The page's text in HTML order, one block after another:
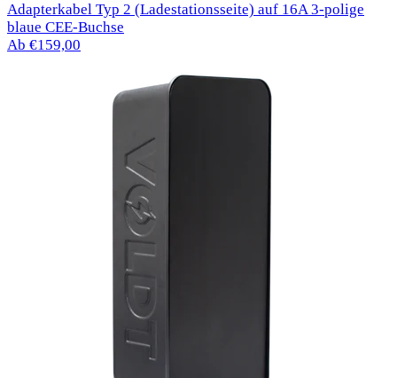
Adapterkabel Typ 2 (Ladestationsseite) auf 16A 3-polige
blaue CEE-Buchse
Ab €159,00